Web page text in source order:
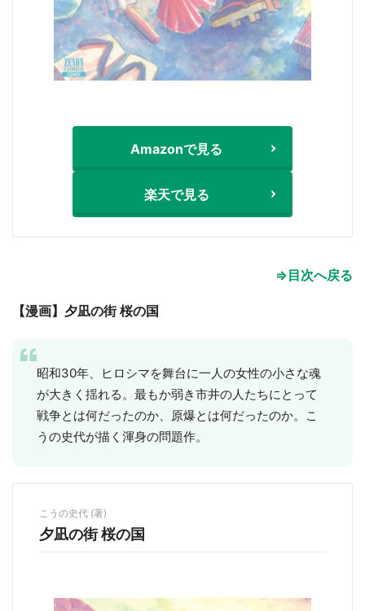
Amazonで見る
楽天で見る
⇒目次へ戻る
【漫画】夕凪の街 桜の国
昭和30年、ヒロシマを舞台に一人の女性の小さな魂
が大きく揺れる。最もか弱き市井の人たちにとって
戦争とは何だったのか、原爆とは何だったのか。こ
うの史代が描く渾身の問題作。
こうの史代 (著)
夕凪の街 桜の国